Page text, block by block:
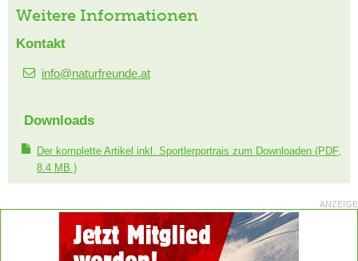
Weitere Informationen
Kontakt
info@naturfreunde.at
Downloads
Der komplette Artikel inkl. Sportlerportrais zum Downloaden (PDF,
8.4 MB )
ANZEIGE